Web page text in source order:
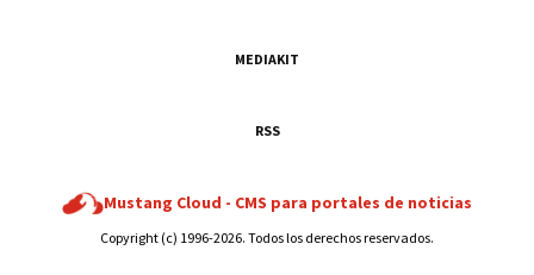
MEDIAKIT
RSS
Mustang Cloud - CMS para portales de noticias
Copyright (c) 1996-2026. Todos los derechos reservados.